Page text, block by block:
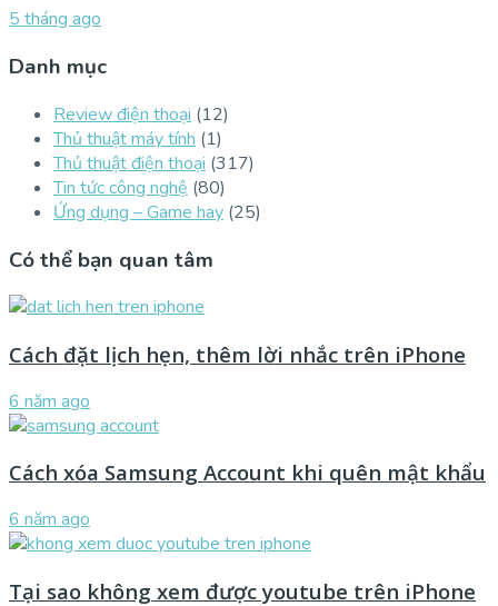
5 tháng ago
Danh mục
Review điện thoại (12)
Thủ thuật máy tính (1)
Thủ thuật điện thoại (317)
Tin tức công nghệ (80)
Ứng dụng – Game hay (25)
Có thể bạn quan tâm
Cách đặt lịch hẹn, thêm lời nhắc trên iPhone
6 năm ago
Cách xóa Samsung Account khi quên mật khẩu
6 năm ago
Tại sao không xem được youtube trên iPhone